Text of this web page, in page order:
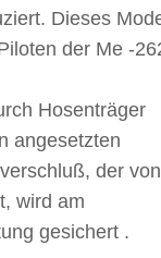
Dieses
der Me -
Hosenträger
angesetzten
der von
wird am
gesichert .